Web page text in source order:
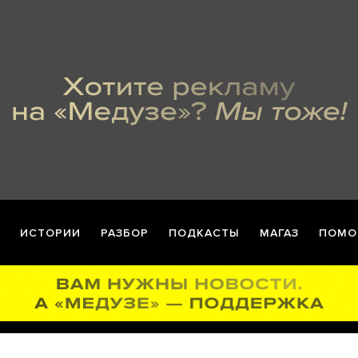
ИСТОРИИ РАЗБОР ПОДКАСТЫ МАГАЗ